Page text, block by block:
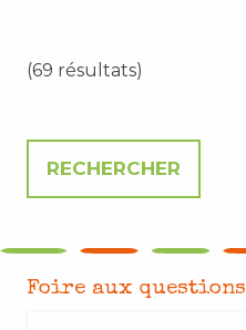
(69 résultats)
Foire aux questions